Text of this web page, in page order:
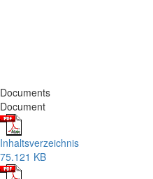
Documents
Document
Inhaltsverzeichnis
75.121 KB